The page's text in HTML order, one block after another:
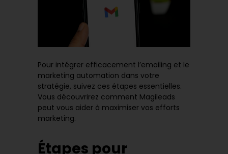
Pour intégrer efficacement l’emailing et le
marketing automation dans votre
stratégie, suivez ces étapes essentielles.
Vous découvrirez comment Magileads
peut vous aider à maximiser vos efforts
marketing.
Étapes pour